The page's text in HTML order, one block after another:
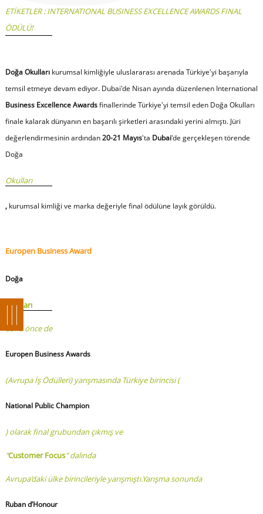
ETİKETLER :INTERNATIONAL BUSINESS EXCELLENCE AWARDS FINAL
ÖDÜLÜ!
Doğa Okulları kurumsal kimliğiyle uluslararası arenada Türkiye'yi başarıyla
temsil etmeye devam ediyor. Dubai'de Nisan ayında düzenlenen International
Business Excellence Awardsfinallerinde Türkiye'yi temsil eden Doğa Okulları
finale kalarak dünyanın en başarılı şirketleri arasındaki yerini almıştı. Jüri
değerlendirmesinin ardından20-21 Mayıs'ta Dubai'de gerçekleşen törende
Doğa
Okulları
, kurumsal kimliği ve marka değeriyle final ödülüne layık görüldü.
Europen Business Award
Doğa
Okulları
daha önce de
Europen Business Awards
(Avrupa İş Ödülleri) yarışmasında Türkiye birincisi (
National Public Champion
) olarak final grubundan çıkmış ve
"Customer Focus" dalında
Avrupa’daki ülke birincileriyle yarışmıştı.Yarışma sonunda
Ruban d’Honour